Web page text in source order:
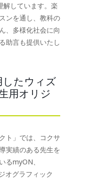
解しています。楽
ンを通し、教科の
、多様化社会に向
助言も提供いたし
したウィズ
用オリジ
ト」では、コクサ
実績のある先生を
るmyON、
オグラフィック